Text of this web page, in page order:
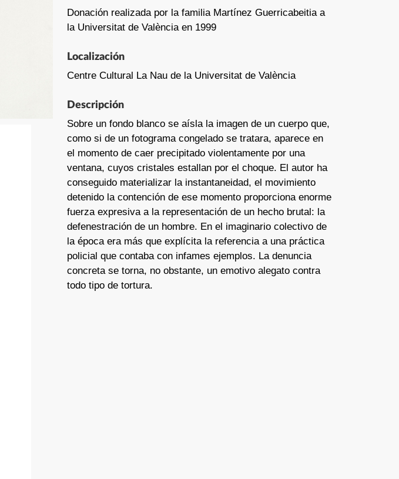
Donación realizada por la familia Martínez Guerricabeitia a
la Universitat de València en 1999
Localización
Centre Cultural La Nau de la Universitat de València
Descripción
Sobre un fondo blanco se aísla la imagen de un cuerpo que,
como si de un fotograma congelado se tratara, aparece en
el momento de caer precipitado violentamente por una
ventana, cuyos cristales estallan por el choque. El autor ha
conseguido materializar la instantaneidad, el movimiento
detenido la contención de ese momento proporciona enorme
fuerza expresiva a la representación de un hecho brutal: la
defenestración de un hombre. En el imaginario colectivo de
la época era más que explícita la referencia a una práctica
policial que contaba con infames ejemplos. La denuncia
concreta se torna, no obstante, un emotivo alegato contra
todo tipo de tortura.